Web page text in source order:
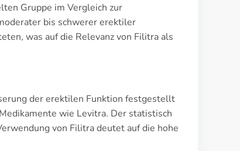
Gruppe im Vergleich zur
bis schwerer erektiler
was auf die Relevanz von Filitra als
der erektilen Funktion festgestellt
wie Levitra. Der statistisch
von Filitra deutet auf die hohe